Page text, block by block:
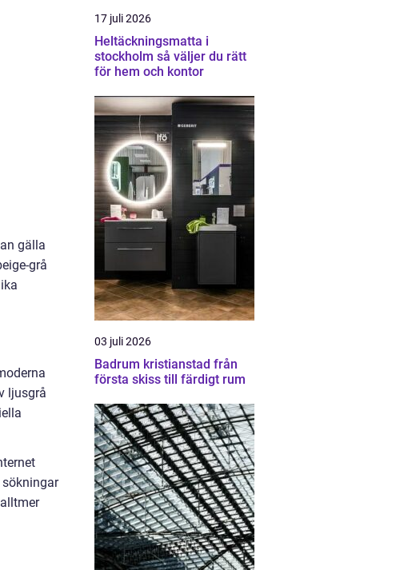
gälla
grå
ljusgrå
17 juli 2026
Heltäckningsmatta i
stockholm så väljer du rätt
för hem och kontor
03 juli 2026
Badrum kristianstad från
första skiss till färdigt rum